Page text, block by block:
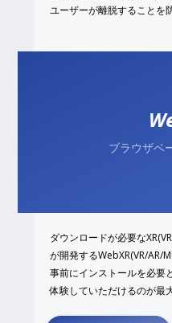
ユーザーが離脱することを
ブラウザベ
ダウンロードが必要な
が開発するWebXR(VR/AR/
事前にインストールを必要
体験していただけるのが最